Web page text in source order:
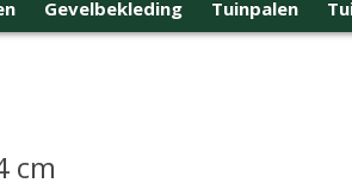
Gevelbekleding Tuinpalen
cm